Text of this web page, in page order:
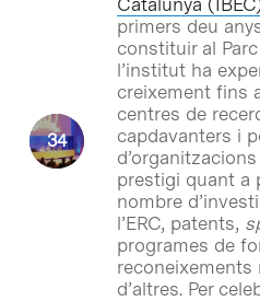
primers deu
constituir al
l’institut ha
creixement fins
centres de
capdavanters i
prestigi quant a
nombre
l’ERC, patents,
programes de
reconeixements
d’altres. Per